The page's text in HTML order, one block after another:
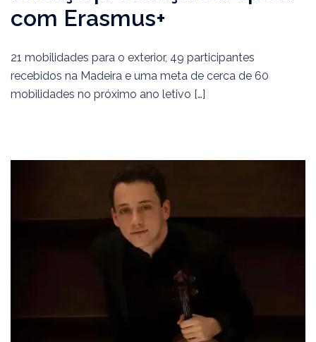
com Erasmus+
21 mobilidades para o exterior, 49 participantes
recebidos na Madeira e uma meta de cerca de 60
mobilidades no próximo ano letivo […]